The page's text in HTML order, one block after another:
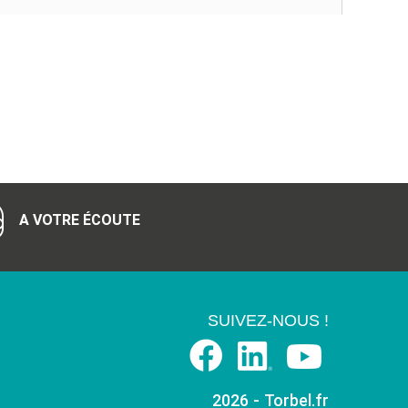
A VOTRE ÉCOUTE
SUIVEZ-NOUS !
2026 - Torbel.fr